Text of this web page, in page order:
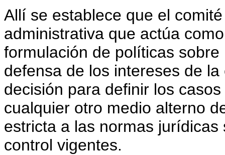
Allí se establece que el
administrativa que actúa
formulación de políticas
defensa de los intereses de
decisión para definir los
cualquier otro medio alterno
estricta a las normas
control vigentes.